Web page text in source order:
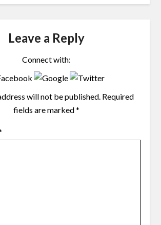
Leave a Reply
Connect with:
will not be published. Required
fields are marked*